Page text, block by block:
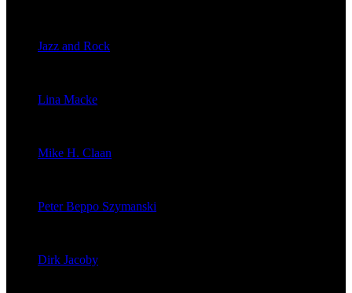
Jazz and Rock
Lina Macke
Mike H. Claan
Peter Beppo Szymanski
Dirk Jacoby